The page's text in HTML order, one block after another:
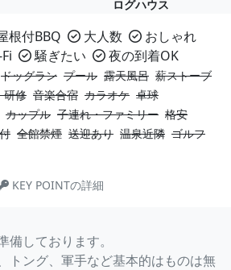
ログハウス
根付BBQ 大人数
おしゃれ
騒ぎたい 夜の到着OK
ドッグラン プール 露天風呂 薪ストーブ
研修 音楽合宿 カラオケ 卓球
カップル 子連れ・ファミリー 格安
全館禁煙 送迎あり 温泉近隣 ゴルフ
KEY POINTの詳細
しております。
トング、軍手など基本的はものは無